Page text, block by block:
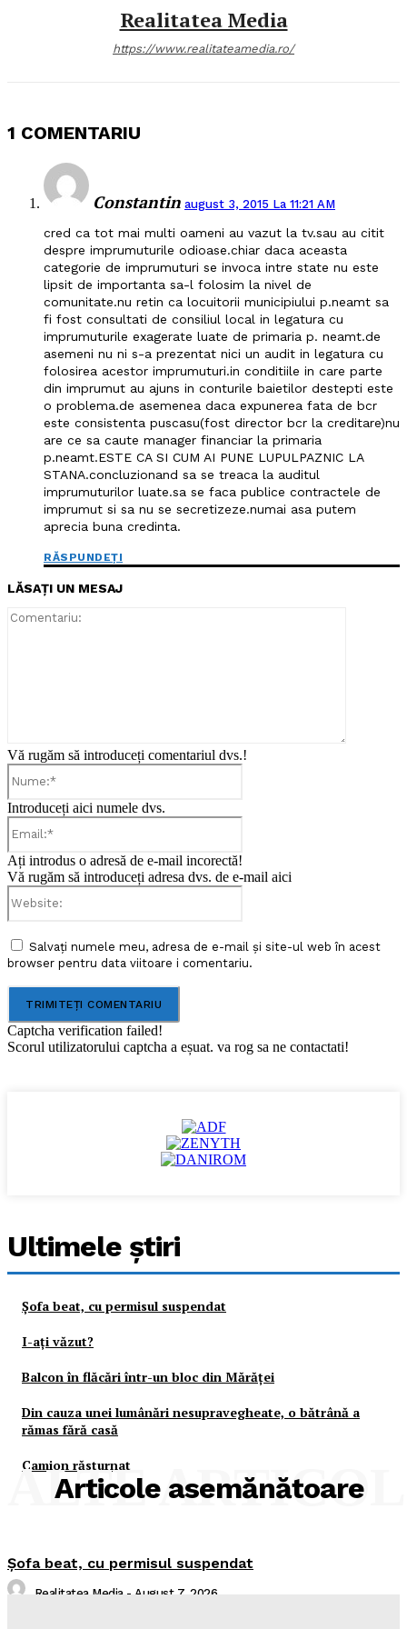
Realitatea Media
https://www.realitateamedia.ro/
1 COMENTARIU
Constantin august 3, 2015 La 11:21 AM
cred ca tot mai multi oameni au vazut la tv.sau au citit
despre imprumuturile odioase.chiar daca aceasta
categorie de imprumuturi se invoca intre state nu este
lipsit de importanta sa-l folosim la nivel de
comunitate.nu retin ca locuitorii municipiului p.neamt sa
fi fost consultati de consiliul local in legatura cu
imprumuturile exagerate luate de primaria p. neamt.de
asemeni nu ni s-a prezentat nici un audit in legatura cu
folosirea acestor imprumuturi.in conditiile in care parte
din imprumut au ajuns in conturile baietilor destepti este
o problema.de asemenea daca expunerea fata de bcr
este consistenta puscasu(fost director bcr la creditare)nu
are ce sa caute manager financiar la primaria
p.neamt.ESTE CA SI CUM AI PUNE LUPULPAZNIC LA
STANA.concluzionand sa se treaca la auditul
imprumuturilor luate.sa se faca publice contractele de
imprumut si sa nu se secretizeze.numai asa putem
aprecia buna credinta.
RĂSPUNDEȚI
LĂSAȚI UN MESAJ
Vă rugăm să introduceți comentariul dvs.!
Introduceți aici numele dvs.
Ați introdus o adresă de e-mail incorectă!
Vă rugăm să introduceți adresa dvs. de e-mail aici
Salvați numele meu, adresa de e-mail și site-ul web în acest
browser pentru data viitoare i comentariu.
Captcha verification failed!
Scorul utilizatorului captcha a eșuat. va rog sa ne contactati!
Ultimele ştiri
Şofa beat, cu permisul suspendat
I-aţi văzut?
Balcon în flăcări într-un bloc din Mărăţei
Din cauza unei lumânări nesupravegheate, o bătrână a
rămas fără casă
Camion răsturnat
Articole asemănătoare
ALTE
Şofa beat, cu permisul suspendat
Realitatea Media - August 7, 2026